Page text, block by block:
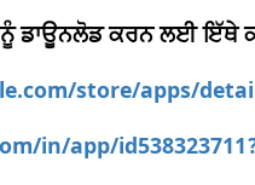
ਡਾਊਨਲੋਡ ਕਰਨ ਲਈ ਇੱਥੇ
store/apps/
in/app/